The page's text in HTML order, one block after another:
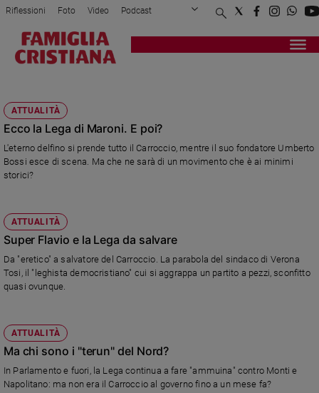
Attualità
Politica
Mondo
Economia
Legalità
Sport
Interviste
Papa
Papa
Chiesa
Fede
e
Riflessioni Foto Video Podcast
Privacy Policy Chi siamo
Registrati Redazione
ATTUALITÀ
Ecco la Lega di Maroni. E poi?
L'eterno delfino si prende tutto il Carroccio, mentre il suo fondatore Umberto
Bossi esce di scena. Ma che ne sarà di un movimento che è ai minimi
storici?
ATTUALITÀ
Super Flavio e la Lega da salvare
Da "eretico" a salvatore del Carroccio. La parabola del sindaco di Verona
Tosi, il "leghista democristiano" cui si aggrappa un partito a pezzi, sconfitto
quasi ovunque.
ATTUALITÀ
Ma chi sono i "terun" del Nord?
In Parlamento e fuori, la Lega continua a fare "ammuina" contro Monti e
Napolitano: ma non era il Carroccio al governo fino a un mese fa?